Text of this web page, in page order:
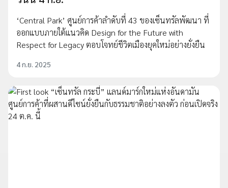
‘Central Park’ ศูนย์การค้าลำดับที่ 43 ของเซ็นทรัลพัฒนา ที่
ออกแบบภายใต้แนวคิด Design for the Future with
Respect for Legacy ตอบโจทย์ชีวิตเมืองยุคใหม่อย่างยั่งยืน
4 ก.ย. 2025